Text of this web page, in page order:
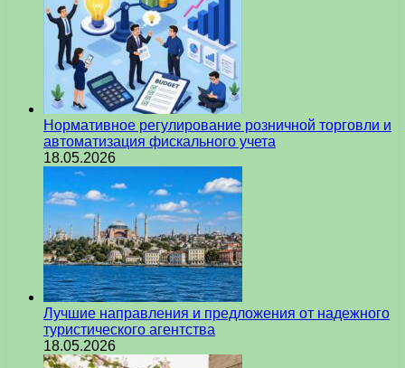
Нормативное регулирование розничной торговли и
автоматизация фискального учета
18.05.2026
Лучшие направления и предложения от надежного
туристического агентства
18.05.2026